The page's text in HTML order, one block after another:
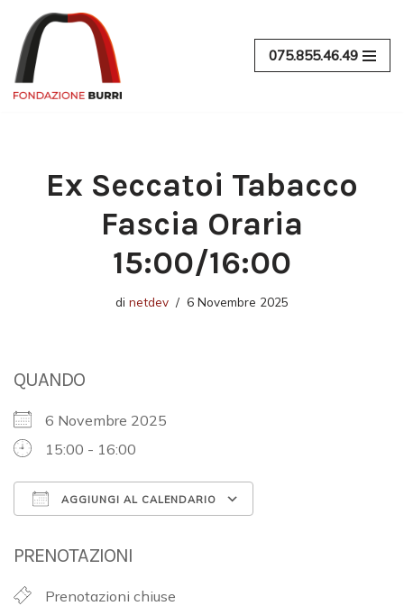
Vai
al
contenuto
075.855.46.49
Ex Seccatoi Tabacco
Fascia Oraria
15:00/16:00
di netdev 6 Novembre 2025
QUANDO
6 Novembre 2025
15:00 - 16:00
AGGIUNGI AL CALENDARIO
PRENOTAZIONI
Prenotazioni chiuse